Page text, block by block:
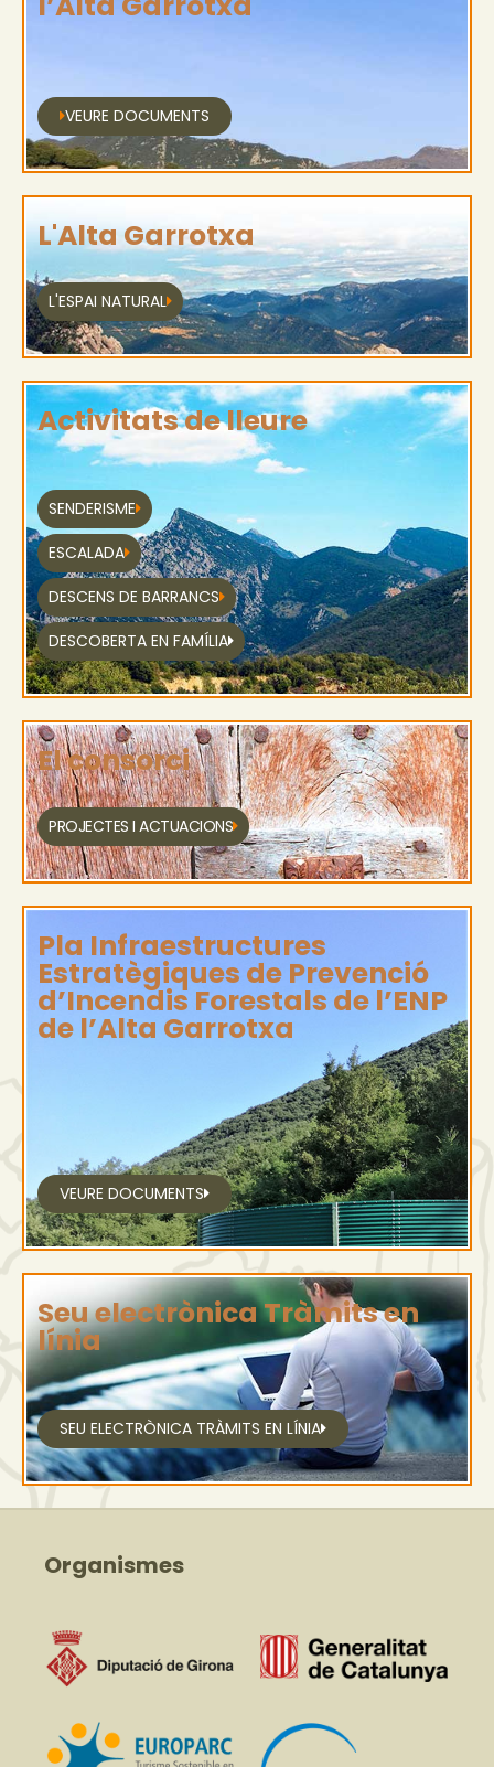
VEURE DOCUMENTS
L'Alta Garrotxa
L'ESPAI NATURAL
Activitats de lleure
SENDERISME
ESCALADA
DESCENS DE BARRANCS
DESCOBERTA EN FAMÍLIA
El consorci
PROJECTES I ACTUACIONS
Pla Infraestructures
Estratègiques de Prevenció
d’Incendis Forestals de l’ENP
de l’Alta Garrotxa
VEURE DOCUMENTS
Seu electrònica Tràmits en
línia
SEU ELECTRÒNICA TRÀMITS EN LÍNIA
Organismes